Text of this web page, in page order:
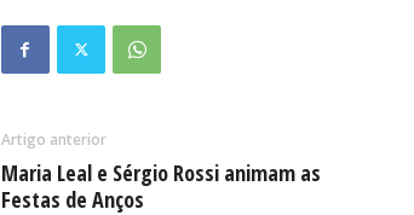
Artigo anterior
Maria Leal e Sérgio Rossi animam as
Festas de Anços